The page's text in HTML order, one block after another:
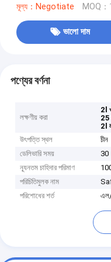
মূল্য：Negotiate MOQ：
ভালো দাম
পণ্যের বর্ণনা
লক্ষণীয় করা
2l
25
2l
উৎপত্তি স্থল
চীন
ডেলিভারি সময়
30
ন্যূনতম চাহিদার পরিমাণ
পরিচিতিমুলক নাম
পরিশোধের শর্ত
এল/